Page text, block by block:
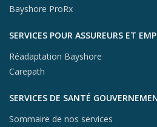
Bayshore ProRx
SERVICES POUR ASSUREURS ET
Réadaptation Bayshore
Carepath
SERVICES DE SANTÉ
Sommaire de nos services